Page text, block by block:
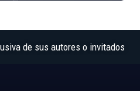
de sus autores o invitados